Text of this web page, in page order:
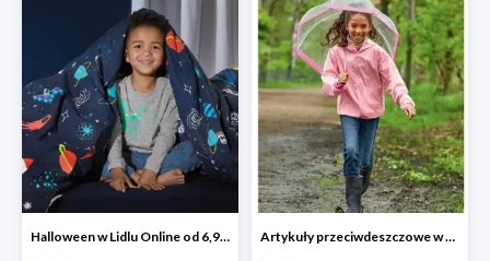
Halloween w Lidlu Online od 6,99 zł Artykuły przeciwdeszczowe w Lodilu Online do -50%